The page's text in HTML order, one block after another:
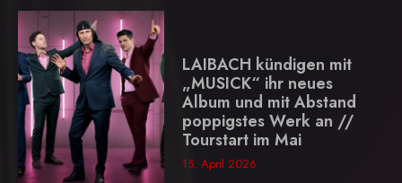
LAIBACH kündigen mit
„MUSICK“ ihr neues
Album und mit Abstand
poppigstes Werk an //
Tourstart im Mai
15. April 2026